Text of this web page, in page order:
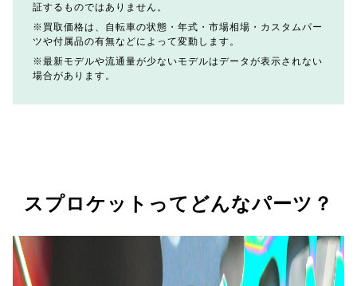
証するものではありません。
買取価格は、自転車の状態・年式・市場相場・カスタムパー
ツや付属品の有無などによって変動します。
最新モデルや流通量が少ないモデルはデータが表示されない
場合があります。
スプロケットってどんなパーツ？